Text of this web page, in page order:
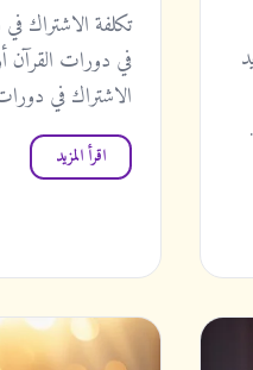
تكلفة الاشتراك
في دورات القرآن
الاشتراك في
اقرأ المزيد